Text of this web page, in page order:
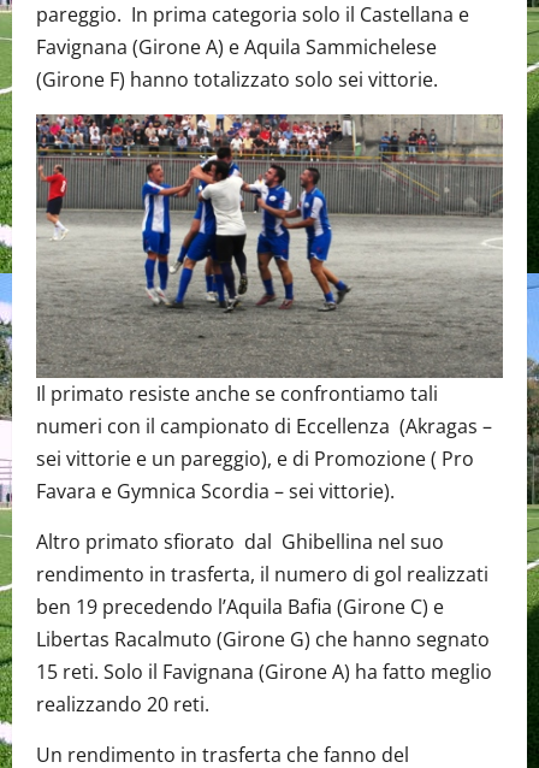
pareggio. In prima categoria solo il Castellana e
Favignana (Girone A) e Aquila Sammichelese
(Girone F) hanno totalizzato solo sei vittorie.
Il primato resiste anche se confrontiamo tali
numeri con il campionato di Eccellenza (Akragas –
sei vittorie e un pareggio), e di Promozione ( Pro
Favara e Gymnica Scordia – sei vittorie).
Altro primato sfiorato dal Ghibellina nel suo
rendimento in trasferta, il numero di gol realizzati
ben 19 precedendo l’Aquila Bafia (Girone C) e
Libertas Racalmuto (Girone G) che hanno segnato
15 reti. Solo il Favignana (Girone A) ha fatto meglio
realizzando 20 reti.
Un rendimento in trasferta che fanno del